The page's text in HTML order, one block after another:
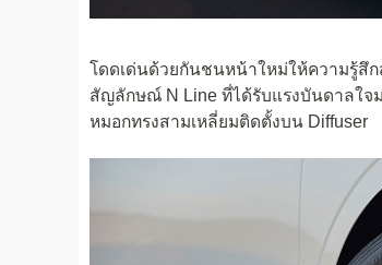
โดดเด่นด้วยกันชนหน้าใหม่ให้ความรู้สึ
สัญลักษณ์ N Line ที่ได้รับแรงบันดาลใจ
หมอกทรงสามเหลี่ยมติดตั้งบน Diffuser